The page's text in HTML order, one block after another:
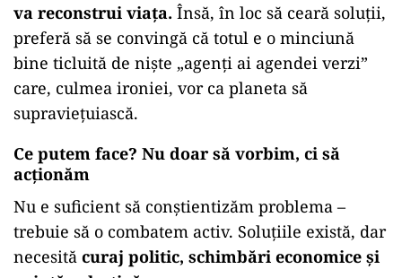
va reconstrui viața. Însă, în loc să ceară soluții,
preferă să se convingă că totul e o minciună
bine ticluită de niște „agenți ai agendei verzi”
care, culmea ironiei, vor ca planeta să
supraviețuiască.
Ce putem face? Nu doar să vorbim, ci să
acționăm
Nu e suficient să conștientizăm problema –
trebuie să o combatem activ. Soluțiile există, dar
necesită curaj politic, schimbări economice și